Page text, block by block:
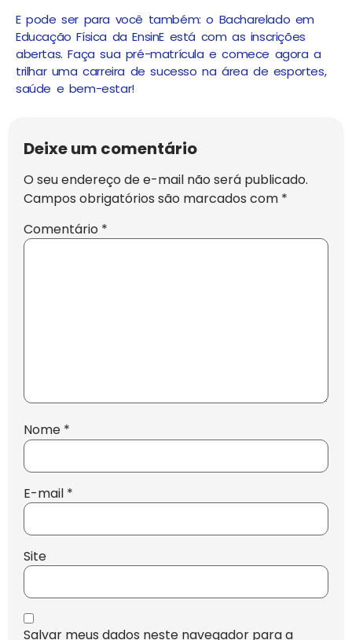
E pode ser para você também: o Bacharelado em
Educação Física da EnsinE está com as inscrições
abertas. Faça sua pré-matrícula e comece agora a
trilhar uma carreira de sucesso na área de esportes,
saúde e bem-estar!
Deixe um comentário
O seu endereço de e-mail não será publicado.
Campos obrigatórios são marcados com *
Comentário *
Nome *
E-mail *
Site
Salvar meus dados neste navegador para a